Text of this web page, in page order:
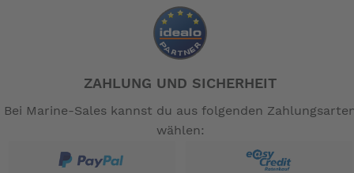
• Großes Fahrgefühl, kompakt in der Größe
• ein überall einsetzbares Fahrrad, das sich
• Nichts lässt sich so gut falten wie ein Brompton
Wir haben es probegefahren und können nur
bestätigen,das Brompton G Line fährt sich einfach
Packmaß.
ZAHLUNG UND SICHERHEIT
Bei Marine-Sales kannst du aus folgenden
wählen: